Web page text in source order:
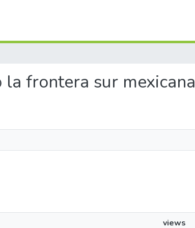
la frontera sur mexicana
views